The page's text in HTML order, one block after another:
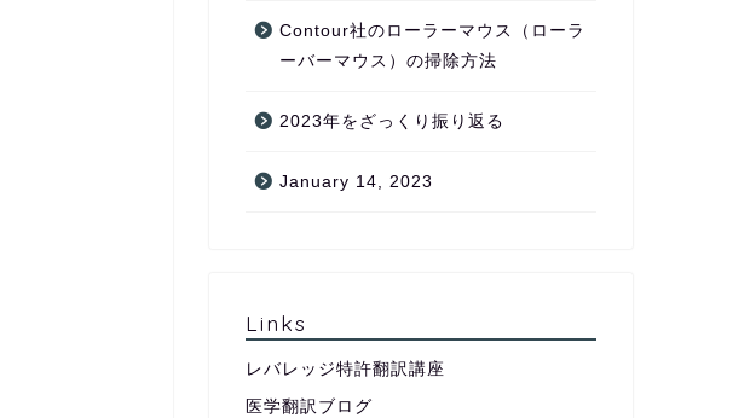
Contour社のローラーマウス（ローラ
ーバーマウス）の掃除方法
2023年をざっくり振り返る
January 14, 2023
Links
レバレッジ特許翻訳講座
医学翻訳ブログ